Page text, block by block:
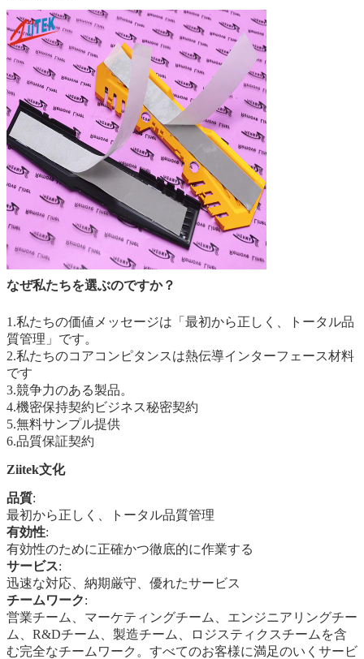
なぜ私たちを選ぶのですか？
1.私たちの価値メッセージは「最初から正しく、トータル品
質管理」です。
2.私たちのコアコンピタンスは熱伝導インターフェース材料
です
3.競争力のある製品。
4.機密保持契約ビジネス秘密契約
5.無料サンプル提供
6.品質保証契約
Ziitek文化
品質:
最初から正しく、トータル品質管理
有効性:
有効性のために正確かつ徹底的に作業する
サービス:
迅速な対応、納期厳守、優れたサービス
チームワーク:
営業チーム、マーケティングチーム、エンジニアリングチー
ム、R&Dチーム、製造チーム、ロジスティクスチームを含
む完全なチームワーク。すべてのお客様に満足のいくサービ